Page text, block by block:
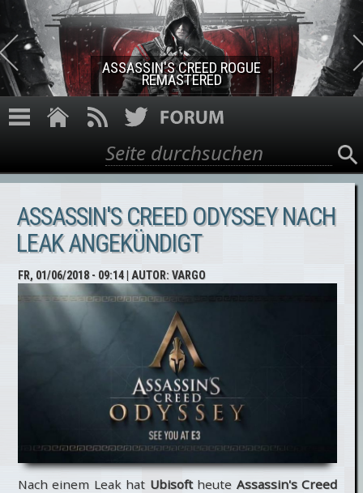
Direkt zum Inhalt
ASSASSIN'S CREED ROGUE
REMASTERED
Suchformular
Suche
ASSASSIN'S CREED ODYSSEY NACH
LEAK ANGEKÜNDIGT
FR, 01/06/2018 - 09:14| AUTOR:VARGO
Nach einem Leak hat Ubisoftheute Assassin's Creed